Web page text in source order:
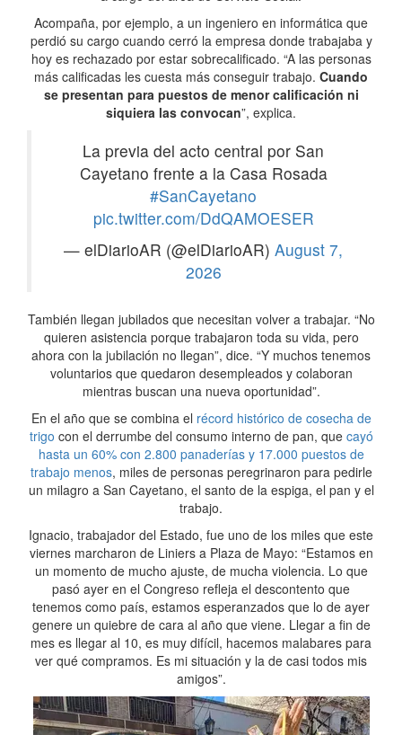
Acompaña, por ejemplo, a un ingeniero en informática que
perdió su cargo cuando cerró la empresa donde trabajaba y
hoy es rechazado por estar sobrecalificado. “A las personas
más calificadas les cuesta más conseguir trabajo. Cuando
se presentan para puestos de menor calificación ni
siquiera las convocan”, explica.
La previa del acto central por San
Cayetano frente a la Casa Rosada
#SanCayetano
pic.twitter.com/DdQAMOESER
— elDiarioAR (@elDiarioAR) August 7,
2026
También llegan jubilados que necesitan volver a trabajar. “No
quieren asistencia porque trabajaron toda su vida, pero
ahora con la jubilación no llegan”, dice. “Y muchos tenemos
voluntarios que quedaron desempleados y colaboran
mientras buscan una nueva oportunidad”.
En el año que se combina el récord histórico de cosecha de
trigo con el derrumbe del consumo interno de pan, que cayó
hasta un 60% con 2.800 panaderías y 17.000 puestos de
trabajo menos, miles de personas peregrinaron para pedirle
un milagro a San Cayetano, el santo de la espiga, el pan y el
trabajo.
Ignacio, trabajador del Estado, fue uno de los miles que este
viernes marcharon de Liniers a Plaza de Mayo: “Estamos en
un momento de mucho ajuste, de mucha violencia. Lo que
pasó ayer en el Congreso refleja el descontento que
tenemos como país, estamos esperanzados que lo de ayer
genere un quiebre de cara al año que viene. Llegar a fin de
mes es llegar al 10, es muy difícil, hacemos malabares para
ver qué compramos. Es mi situación y la de casi todos mis
amigos”.